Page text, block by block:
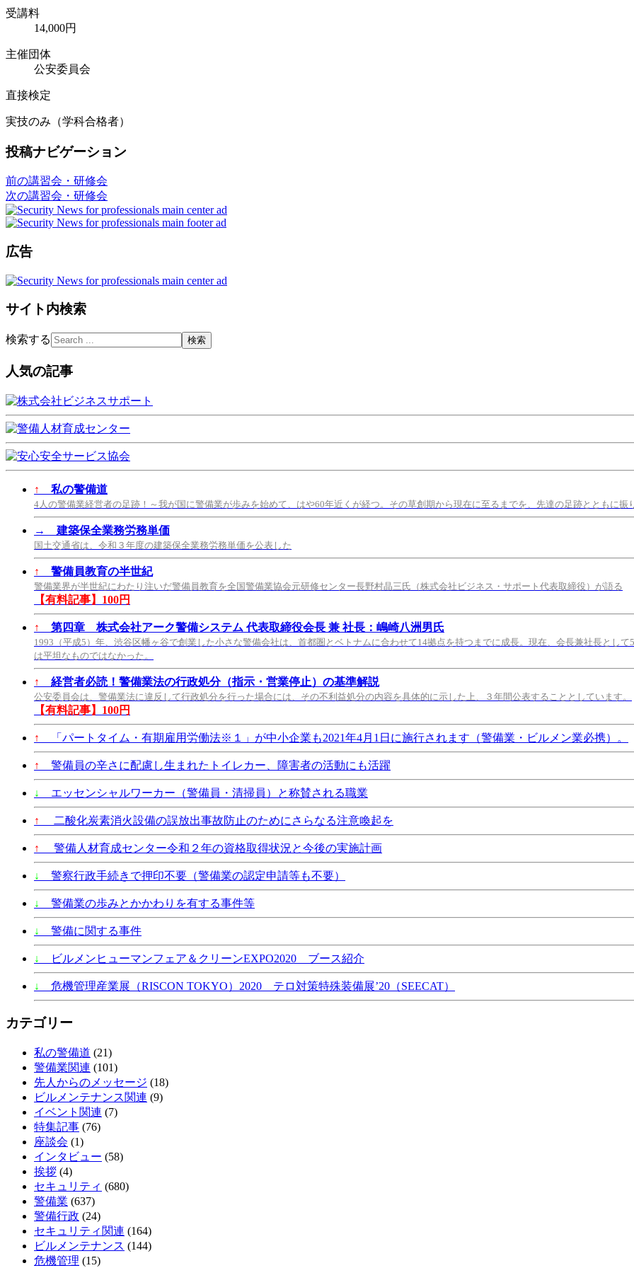
受講料
14,000円
主催団体
公安委員会
直接検定
実技のみ（学科合格者）
投稿ナビゲーション
前の講習会・研修会
次の講習会・研修会
広告
サイト内検索
検索する
人気の記事
↑ 私の警備道
4人の警備業経営者の足跡！～我が国に警備業が歩みを始めて、はや60年近くが経つ。その草創期から現在に至るまでを、先達の足跡とともに振
→ 建築保全業務労務単価
国土交通省は、令和３年度の建築保全業務労務単価を公表した
↑ 警備員教育の半世紀
警備業界が半世紀にわたり注いだ警備員教育を全国警備業協会元研修センター長野村晶三氏（株式会社ビジネス・サポート代表取締役）が語る
【有料記事】100円
↑ 第四章 株式会社アーク警備システム 代表取締役会長 兼 社長：嶋崎八洲男氏
1993（平成5）年、渋谷区幡ヶ谷で創業した小さな警備会社は、首都圏とベトナムに合わせて14拠点を持つまでに成長。現在、会長兼社長とし
は平坦なものではなかった。
↑ 経営者必読！警備業法の行政処分（指示・営業停止）の基準解説
公安委員会は、警備業法に違反して行政処分を行った場合には、その不利益処分の内容を具体的に示した上、３年間公表することとしています。
【有料記事】100円
↑ 「パートタイム・有期雇用労働法※１」が中小企業も2021年4月1日に施行されます（警備業・ビルメン業必携）。
↑ 警備員の辛さに配慮し生まれたトイレカー、障害者の活動にも活躍
↓ エッセンシャルワーカー（警備員・清掃員）と称賛される職業
↑ 二酸化炭素消火設備の誤放出事故防止のためにさらなる注意喚起を
↑ 警備人材育成センター令和２年の資格取得状況と今後の実施計画
↓ 警察行政手続きで押印不要（警備業の認定申請等も不要）
↓ 警備業の歩みとかかわりを有する事件等
↓ 警備に関する事件
↓ ビルメンヒューマンフェア＆クリーンEXPO2020 ブース紹介
↓ 危機管理産業展（RISCON TOKYO）2020 テロ対策特殊装備展’20（SEECAT）
カテゴリー
私の警備道 (21)
警備業関連 (101)
先人からのメッセージ (18)
ビルメンテナンス関連 (9)
イベント関連 (7)
特集記事 (76)
座談会 (1)
インタビュー (58)
挨拶 (4)
セキュリティ (680)
警備業 (637)
警備行政 (24)
セキュリティ関連 (164)
ビルメンテナンス (144)
危機管理 (15)